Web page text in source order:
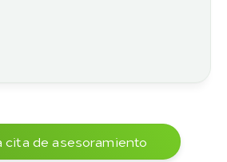
cita de asesoramiento